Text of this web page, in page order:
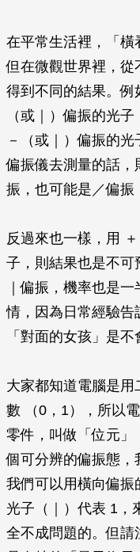
在平常生活裡，「橫
但在微觀世界裡，從
得到不同的結果。例
（或｜）偏振的光
－（或｜）偏振的
偏振儀去測量的話，
振，也可能是／偏振
反過來也一樣，用
子，則結果也是不可
｜偏振，機率也是
情，因為日常經驗告
「對面的女孩」是不
大家都知道電腦是用
數 （0，1），所以
零件，叫做「位元」
個可分辨的偏振態，
我們可以用橫向偏振
光子（｜）代表 1，
全不成問題的。但請